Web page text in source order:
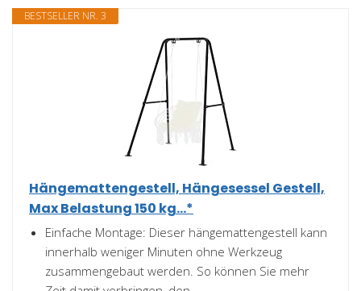
BESTSELLER NR. 3
Hängemattengestell, Hängesessel Gestell,
Max Belastung 150 kg...*
Einfache Montage: Dieser hängemattengestell kann
innerhalb weniger Minuten ohne Werkzeug
zusammengebaut werden. So können Sie mehr